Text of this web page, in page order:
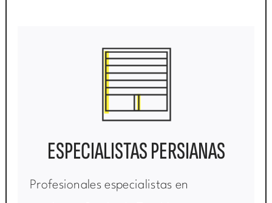
ESPECIALISTAS PERSIANAS
Profesionales especialistas en